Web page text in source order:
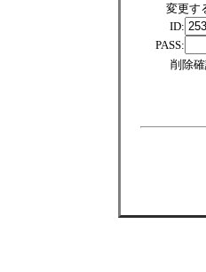
変更す
ID:
PASS:
削除